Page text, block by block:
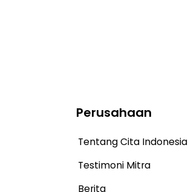
Perusahaan
Tentang Cita Indonesia
Testimoni Mitra
Berita